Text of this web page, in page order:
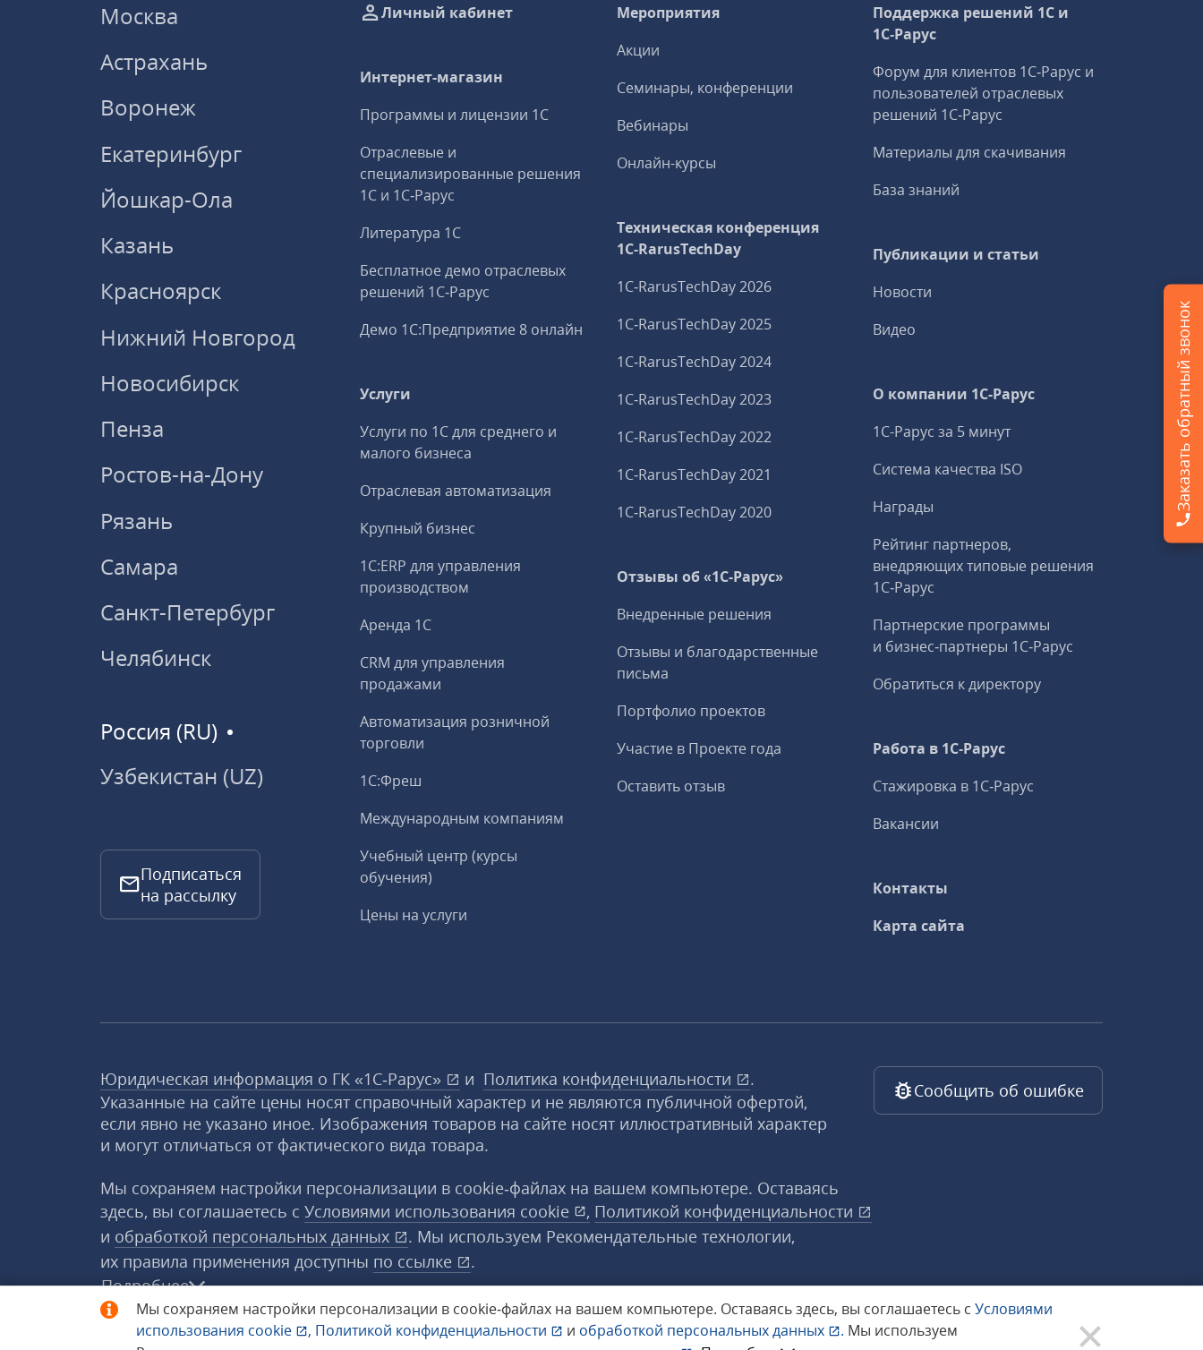
Мы сохраняем настройки персонализации в cookie‑файлах на вашем компьютере. Оставаясь здесь, вы соглашаетесь с Условиями
использования cookie , Политикой конфиденциальности и обработкой персональных данных . Мы используем
Москва
Астрахань
Воронеж
Екатеринбург
Йошкар-Ола
Казань
Красноярск
Нижний Новгород
Новосибирск
Пенза
Ростов-на-Дону
Рязань
Самара
Санкт-Петербург
Челябинск
Россия (RU)
Узбекистан (UZ)
Подписаться
на рассылку
Личный кабинет
Интернет-магазин
Программы и лицензии 1С
Отраслевые и
специализированные решения
1С и 1С‑Рарус
Литература 1С
Бесплатное демо отраслевых
решений 1С‑Рарус
Демо 1С:Предприятие 8 онлайн
Услуги
Услуги по 1С для среднего и
малого бизнеса
Отраслевая автоматизация
Крупный бизнес
1С:ERP для управления
производством
Аренда 1С
CRM для управления
продажами
Автоматизация розничной
торговли
1С:Фреш
Международным компаниям
Учебный центр (курсы
обучения)
Цены на услуги
Мероприятия
Акции
Семинары, конференции
Вебинары
Онлайн-курсы
Техническая конференция
1C‑RarusTechDay
1C‑RarusTechDay 2026
1C‑RarusTechDay 2025
1C‑RarusTechDay 2024
1C‑RarusTechDay 2023
1C‑RarusTechDay 2022
1C‑RarusTechDay 2021
1C‑RarusTechDay 2020
Отзывы об «1С-Рарус»
Внедренные решения
Отзывы и благодарственные
письма
Портфолио проектов
Участие в Проекте года
Оставить отзыв
Поддержка решений 1С и
1С‑Рарус
Форум для клиентов 1С‑Рарус и
пользователей отраслевых
решений 1С‑Рарус
Материалы для скачивания
База знаний
Публикации и статьи
Новости
Видео
О компании 1C-Рарус
1С-Рарус за 5 минут
Система качества ISO
Награды
Рейтинг партнеров,
внедряющих типовые решения
1С‑Рарус
Партнерские программы
и бизнес‑партнеры 1С‑Рарус
Обратиться к директору
Работа в 1С‑Рарус
Стажировка в 1С‑Рарус
Вакансии
Контакты
Карта сайта
Юридическая информация о ГК «1С‑Рарус» и Политика конфиденциальности
.
Указанные на сайте цены носят справочный характер и не являются публичной офертой,
если явно не указано иное. Изображения товаров на сайте носят иллюстративный характер
и могут отличаться от фактического вида товара.
Мы сохраняем настройки персонализации в cookie‑файлах на вашем компьютере. Оставаясь
здесь, вы соглашаетесь с Условиями использования cookie , Политикой конфиденциальности
и обработкой персональных данных
. Мы используем Рекомендательные технологии,
их правила применения доступны по ссылке
.
Подробнее
© 1998−2026 «1С‑Рарус» ®. Все права защищены.
Сообщить об ошибке
Заказать обратный звонок